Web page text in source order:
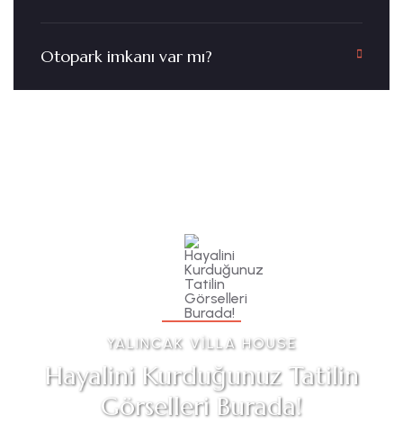
Otopark imkanı var mı?
YALINCAK VILLA HOUSE
Hayalini Kurduğunuz Tatilin
Görselleri Burada!